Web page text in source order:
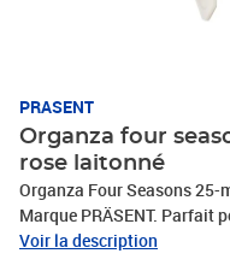
PRASENT
Organza four
rose laitonné
Organza Four Seasons 25-m-
Marque PRÄSENT. Parfait
loisirs décoratifs et tous
Voir la description